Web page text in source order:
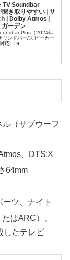
TV Soundbar
き取りやすい | サ
| Dolby Atmos |
ーデン
Plus（2024年
ンドバー/スピーカー
応 : DI...
ル（サブウーフ
、DTS:X
64mm
ツ、ナイト
はARC）、
したテレビ